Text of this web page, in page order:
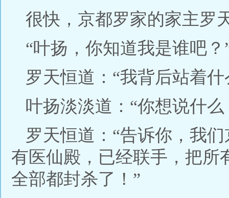
很快，京都罗家的家主罗
“叶扬，你知道我是谁吧？
罗天恒道：“我背后站着
叶扬淡淡道：“你想说什
罗天恒道：“告诉你，我
有医仙殿，已经联手，把所
全部都封杀了！”